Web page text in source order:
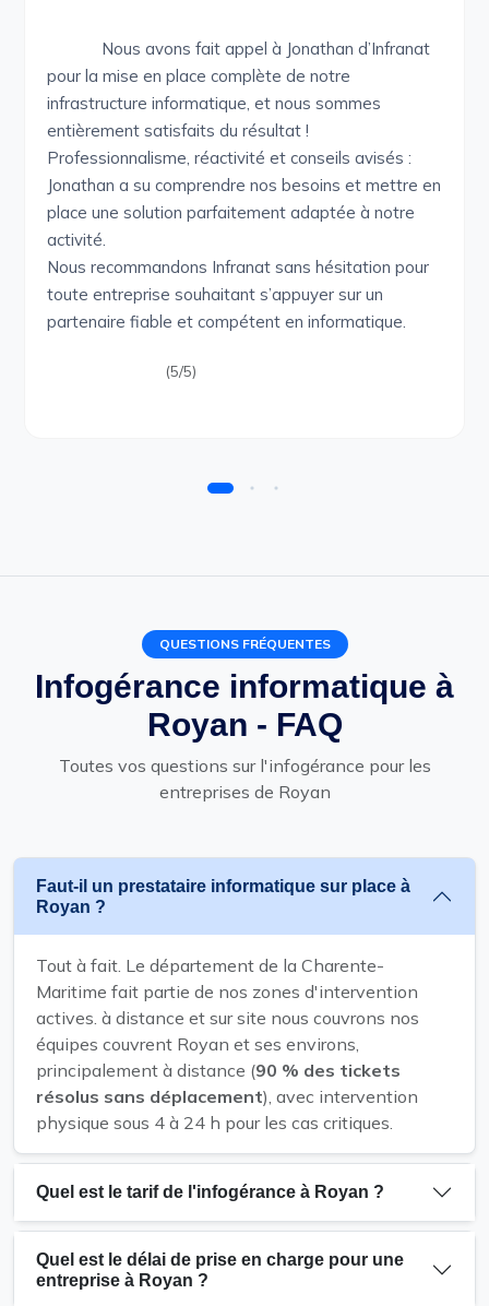
Nous avons fait appel à Jonathan d’Infranat
pour la mise en place complète de notre
infrastructure informatique, et nous sommes
entièrement satisfaits du résultat !
Professionnalisme, réactivité et conseils avisés :
Jonathan a su comprendre nos besoins et mettre en
place une solution parfaitement adaptée à notre
activité.
Nous recommandons Infranat sans hésitation pour
toute entreprise souhaitant s’appuyer sur un
partenaire fiable et compétent en informatique.
(5/5)
QUESTIONS FRÉQUENTES
Infogérance informatique à
Royan - FAQ
Toutes vos questions sur l'infogérance pour les
entreprises de Royan
Faut-il un prestataire informatique sur place à
Royan ?
Tout à fait. Le département de la Charente-
Maritime fait partie de nos zones d'intervention
actives. à distance et sur site nous couvrons nos
équipes couvrent Royan et ses environs,
principalement à distance (90 % des tickets
résolus sans déplacement), avec intervention
physique sous 4 à 24 h pour les cas critiques.
Quel est le tarif de l'infogérance à Royan ?
Quel est le délai de prise en charge pour une
entreprise à Royan ?